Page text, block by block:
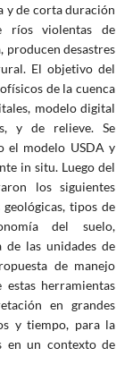
y de corta duración
ríos violentas de
producen desastres
El objetivo del
de la cuenca
modelo digital
y de relieve. Se
el modelo USDA y
in situ. Luego del
los siguientes
tipos de
del suelo,
las unidades de
de manejo
herramientas
en grandes
y tiempo, para la
en un contexto de